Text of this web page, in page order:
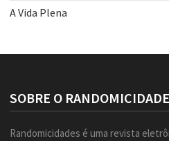
A Vida Plena
SOBRE O
Randomicidades é uma revista